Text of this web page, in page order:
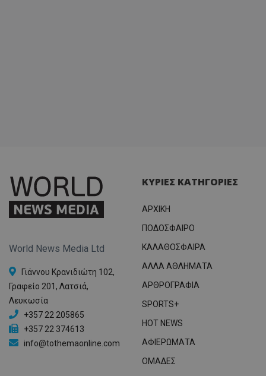
World News Media Ltd
Γιάννου Κρανιδιώτη 102,
Γραφείο 201, Λατσιά,
Λευκωσία
+357 22 205865
+357 22 374613
info@tothemaonline.com
ΚΥΡΙΕΣ ΚΑΤΗΓΟΡΙΕΣ
ΑΡΧΙΚΗ
ΠΟΔΟΣΦΑΙΡΟ
ΚΑΛΑΘΟΣΦΑΙΡΑ
ΑΛΛΑ ΑΘΛΗΜΑΤΑ
ΑΡΘΡΟΓΡΑΦΙΑ
SPORTS+
HOT NEWS
ΑΦΙΕΡΩΜΑΤΑ
ΟΜΑΔΕΣ